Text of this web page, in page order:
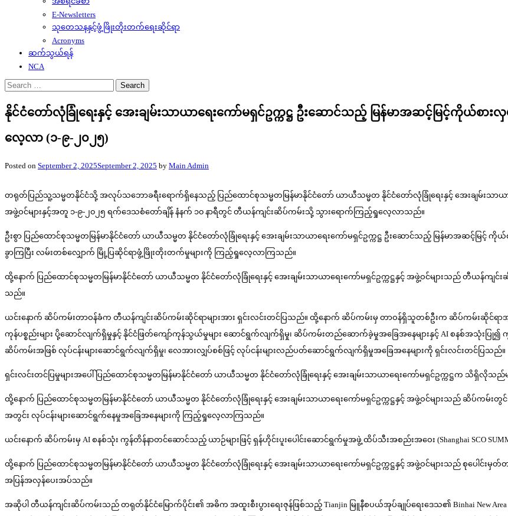
E-Newsletters
သုတေသနနှင့်ဖွံ့ဖြိုးတိုးတက်ရေးဆိုင်ရာ
Acronyms
ဆက်သွယ်ရန်
NCA
Search
for:
နိုင်ငံတော်လုံခြုံရေးနှင့် အေးချမ်းသာယာရေးကော်မရှင်ဥက္ကဋ္ဌ ဦးဆောင်သည့် မြန်မာအဆင့်မြင့်ကိုယ်
လေ့လာ (၁-၉-၂၀၂၅)
Posted on September 2, 2025September 2, 2025 by Main Admin
တရုတ်ပြည်သူ့သမ္မတနိုင်ငံသို့ အလုပ်သဘောခရီးရောက်ရှိနေသည့် ပြည်ထောင်စုသမ္မတမြန်မာနိုင်ငံတော် ယာယီသမ္မတ နိုင်ငံတော်လုံခြုံရေးနှင့် အေးချမ်းသာ
အဖွဲ့ဝင်များနှင့်အတူ ၁-၉-၂၀၂၅ ရက်ဒေသစံတော်ချိန် နံနက် ၁၀ နာရီတွင် တီယန်ကျင်းဆိပ်ကမ်းသို့ သွားရောက်ကြည့်ရှုလေ့လာသည်။
ဦးစွာ ပြည်ထောင်စုသမ္မတမြန်မာနိုင်ငံတော် ယာယီသမ္မတ နိုင်ငံတော်လုံခြုံရေးနှင့် အေးချမ်းသာယာရေးကော်မရှင်ဥက္ကဋ္ဌ ဦးဆောင်သည့် မြန်မာအဆင့်မြင့်
ခွာကြပြီး လမ်းတစ်လျှောက် မြို့ပြဆိုင်ရာဖွံ့ဖြိုးတိုးတက်မှုများကို ကြည့်ရှုလေ့လာကြသည်။
ထို့နောက် ပြည်ထောင်စုသမ္မတမြန်မာနိုင်ငံတော် ယာယီသမ္မတ နိုင်ငံတော်လုံခြုံရေးနှင့် အေးချမ်းသာယာရေးကော်မရှင်ဥက္ကဋ္ဌနှင့် အဖွဲ့ဝင်များသည် တီယ
သည်။
ယင်းနောက် ဆိပ်ကမ်းတာဝန်ခံက တီယန်ကျင်းဆိပ်ကမ်းဆိုင်ရာများအား ရှင်းလင်းတင်ပြသည်။ ထို့နောက် ဆိပ်ကမ်းမှ တာဝန်ရှိသူတစ်ဦးက ဆိပ်ကမ်းဆိုင်ရ
ကုန်ပစ္စည်းများ ပို့ဆောင်လျက်ရှိမှုနှင့် နိုင်ငံဖြတ်ကျော်ကုန်သွယ်မှုများ ဆောင်ရွက်လျက်ရှိမှု၊ ဆိပ်ကမ်းတည်ဆောက်ခဲ့မှုအခြေအနေများနှင့် AI စနစ်အသုံးပြု
ဆိပ်ကမ်းအဖြစ် လုပ်ငန်းများဆောင်ရွက်လျက်ရှိမှု၊ လေအားလျှပ်စစ်ဖြင့် လုပ်ငန်းများလည်ပတ်ဆောင်ရွက်လျက်ရှိမှုအခြေအနေများကို ရှင်းလင်းတင်ပြသည်။
ရှင်းလင်းတင်ပြမှုများအပေါ် ပြည်ထောင်စုသမ္မတမြန်မာနိုင်ငံတော် ယာယီသမ္မတ နိုင်ငံတော်လုံခြုံရေးနှင့် အေးချမ်းသာယာရေးကော်မရှင်ဥက္ကဋ္ဌက သိရှိလိုသည်မျ
ထို့နောက် ပြည်ထောင်စုသမ္မတမြန်မာနိုင်ငံတော် ယာယီသမ္မတ နိုင်ငံတော်လုံခြုံရေးနှင့် အေးချမ်းသာယာရေးကော်မရှင်ဥက္ကဋ္ဌနှင့် အဖွဲ့ဝင်များသည် ဆိပ်ကမ်းတွင်
အတွင်း လုပ်ငန်းများဆောင်ရွက်နေမှုအခြေအနေများကို ကြည့်ရှုလေ့လာကြသည်။
ယင်းနောက် ဆိပ်ကမ်းမှ AI စနစ်သုံး ကွန်တိန်နာတင်ဆောင်သည့် ယာဉ်များဖြင့် ရှန်ဟိုင်းပူးပေါင်းဆောင်ရွက်မှုအဖွဲ့ ထိပ်သီးအစည်းအဝေး (Shanghai SCO
ထို့နောက် ပြည်ထောင်စုသမ္မတမြန်မာနိုင်ငံတော် ယာယီသမ္မတ နိုင်ငံတော်လုံခြုံရေးနှင့် အေးချမ်းသာယာရေးကော်မရှင်ဥက္ကဋ္ဌနှင့် အဖွဲ့ဝင်များသည် စုပေါင်း
အပြန်အလှန်ပေးအပ်သည်။
အဆိုပါ တီယန်ကျင်းဆိပ်ကမ်းသည် တရုတ်နိုင်ငံမြောက်ပိုင်း၏ အဓိက အထူးစီးပွားရေးဇုန်ဖြစ်သည့် Tianjin မြူနီစပယ်အုပ်ချုပ်ရေးဒေသ၏ Binhai New Area